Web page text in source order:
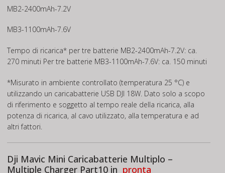
MB2-2400mAh-7.2V
MB3-1100mAh-7.6V
Tempo di ricarica* per tre batterie MB2-2400mAh-7.2V: ca.
270 minuti Per tre batterie MB3-1100mAh-7.6V: ca. 150 minuti
*Misurato in ambiente controllato (temperatura 25 °C) e
utilizzando un caricabatterie USB DJI 18W. Dato solo a scopo
di riferimento e soggetto al tempo reale della ricarica, alla
potenza di ricarica, al cavo utilizzato, alla temperatura e ad
altri fattori.
Dji Mavic Mini Caricabatterie Multiplo –
Multiple Charger Part10 in pronta